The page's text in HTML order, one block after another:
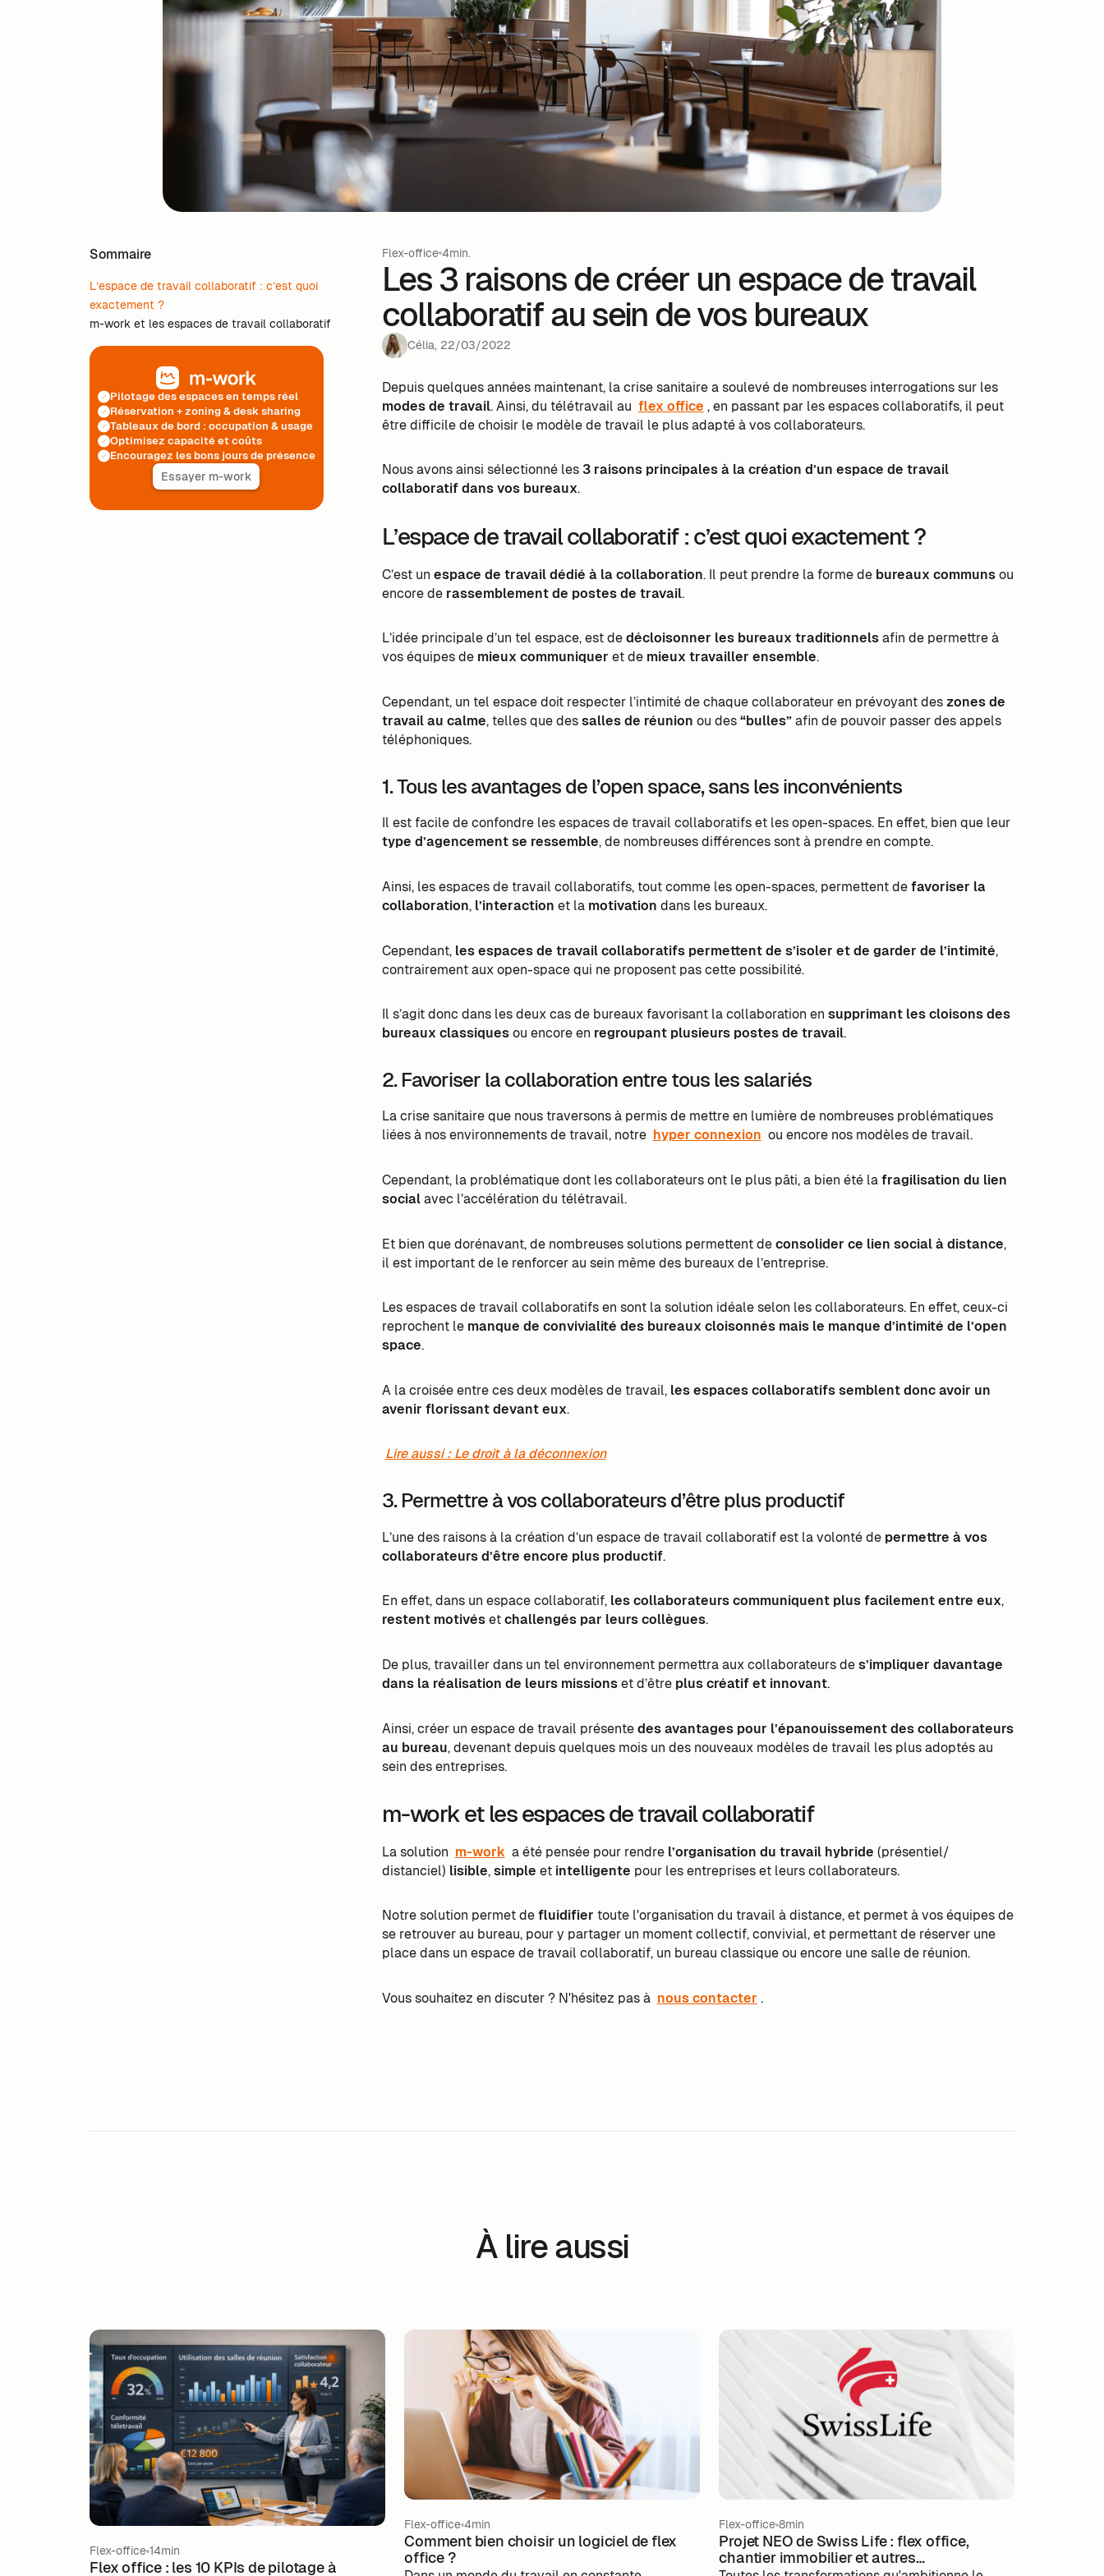
Sommaire
L’espace de travail collaboratif : c’est quoi
exactement ?
m-work et les espaces de travail collaboratif
Pilotage des espaces en temps réel
Réservation + zoning & desk sharing
Tableaux de bord : occupation & usage
Optimisez capacité et coûts
Encouragez les bons jours de présence
Essayer m-work
Flex-office 4min.
Les 3 raisons de créer un espace de travail
collaboratif au sein de vos bureaux
Célia, 22/03/2022
Depuis quelques années maintenant, la crise sanitaire a soulevé de nombreuses interrogations sur les
modes de travail. Ainsi, du télétravail au flex office , en passant par les espaces collaboratifs, il peut
être difficile de choisir le modèle de travail le plus adapté à vos collaborateurs.
Nous avons ainsi sélectionné les 3 raisons principales à la création d’un espace de travail
collaboratif dans vos bureaux.
L’espace de travail collaboratif : c’est quoi exactement ?
C’est un espace de travail dédié à la collaboration. Il peut prendre la forme de bureaux communsou
encore de rassemblement de postes de travail.
L’idée principale d’un tel espace, est dedécloisonner les bureaux traditionnelsafin de permettre à
vos équipes de mieux communiquer et de mieux travailler ensemble.
Cependant, un tel espace doit respecter l’intimité de chaque collaborateur en prévoyant des zones de
travail au calme, telles que dessalles de réunion ou des“bulles”afin de pouvoir passer des appels
téléphoniques.
1. Tous les avantages de l’open space, sans les inconvénients
Il est facile de confondre les espaces de travail collaboratifs et les open-spaces. En effet, bien que leur
type d’agencement se ressemble, de nombreuses différences sont à prendre en compte.
Ainsi, les espaces de travail collaboratifs, tout comme les open-spaces, permettent defavoriser la
collaboration, l’interaction et la motivation dans les bureaux.
Cependant, les espaces de travail collaboratifs permettent de s’isoler et de garder de l’intimité,
contrairement aux open-space qui ne proposent pas cette possibilité.
Il s’agit donc dans les deux cas de bureaux favorisant la collaboration en supprimant les cloisons des
bureaux classiquesou encore en regroupant plusieurs postes de travail.
2. Favoriser la collaboration entre tous les salariés
La crise sanitaire que nous traversons à permis de mettre en lumière de nombreuses problématiques
liées à nos environnements de travail, notre hyper connexion ou encore nos modèles de travail.
Cependant, la problématique dont les collaborateurs ont le plus pâti, a bien été lafragilisation du lien
socialavec l’accélération du télétravail.
Et bien que dorénavant, de nombreuses solutions permettent deconsolider ce lien social à distance,
il est important de le renforcer au sein même des bureaux de l’entreprise.
Les espaces de travail collaboratifs en sont la solution idéale selon les collaborateurs. En effet, ceux-ci
reprochent le manque de convivialité des bureaux cloisonnés mais le manque d’intimité de l’open
space.
A la croisée entre ces deux modèles de travail,les espaces collaboratifs semblent donc avoir un
avenir florissant devant eux.
Lire aussi : Le droit à la déconnexion
3. Permettre à vos collaborateurs d’être plus productif
L’une des raisons à la création d’un espace de travail collaboratif est la volonté de permettre à vos
collaborateurs d’être encore plus productif.
En effet, dans un espace collaboratif, les collaborateurs communiquent plus facilement entre eux,
restent motivésetchallengés par leurs collègues.
De plus, travailler dans un tel environnement permettra aux collaborateurs des’impliquer davantage
dans la réalisation de leurs missionset d’être plus créatif et innovant.
Ainsi, créer un espace de travail présentedes avantages pour l’épanouissement des collaborateurs
au bureau, devenant depuis quelques mois un des nouveaux modèles de travail les plus adoptés au
sein des entreprises.
m-work et les espaces de travail collaboratif
La solution m-work a été pensée pour rendre l’organisation du travail hybride (présentiel/
distanciel) lisible,simple et intelligente pour les entreprises et leurs collaborateurs.
Notre solution permet defluidifier toute l'organisation du travail à distance, et permet à vos équipes de
se retrouver au bureau, pour y partager un moment collectif, convivial, et permettant de réserver une
place dans un espace de travail collaboratif, un bureau classique ou encore une salle de réunion.
Vous souhaitez en discuter ? N'hésitez pas à nous contacter .
À lire aussi
Flex-office 14min
Flex office : les 10 KPIs de pilotage à
Flex-office 4min
Comment bien choisir un logiciel de flex
office ?
Flex-office 8min
Projet NEO de Swiss Life : flex office,
chantier immobilier et autres